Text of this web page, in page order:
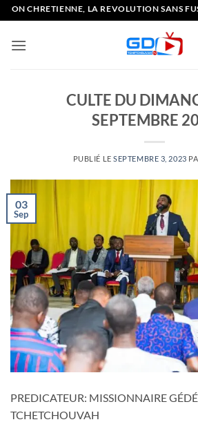
Passer
au
contenu
LA REVOLUTION SANS FUSIL ET
CULTE DU
SEPTEMBRE
PUBLIÉ LESEPTEMBRE 3, 2023
03
Sep
PREDICATEUR: MISSIONNAIRE
TCHETCHOUVAH